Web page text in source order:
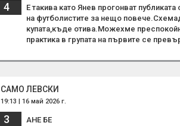
4
Е такива като Янев прогонват
на футболистите за нещо
купата,къде отива.Можехме
практика в групата на първите се
САМО ЛЕВСКИ
19:13 | 16 май 2026 г.
3 АНЕ БЕ